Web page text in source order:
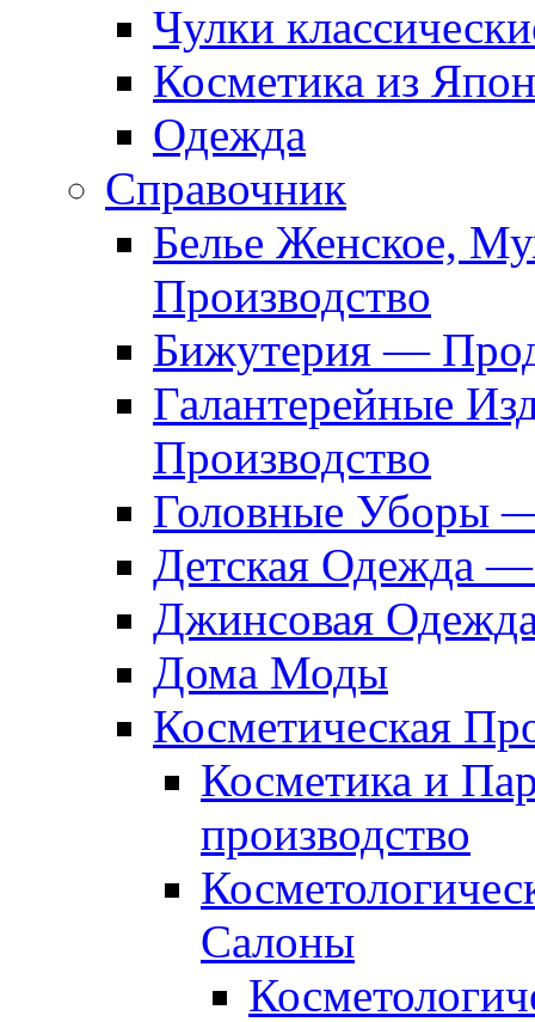
Чулки
Косметика из
Одежда
Справочник
Белье Женское,
Производство
Бижутерия —
Галантерейные
Производство
Головные Уборы
Детская Одежда
Джинсовая
Дома Моды
Косметическая
Косметика и
производство
Салоны